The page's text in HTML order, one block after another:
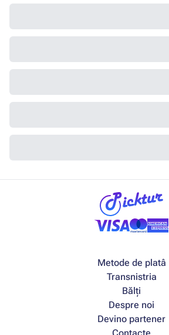
Metode de platâ
Transnistria
Bălți
Despre noi
Devino partener